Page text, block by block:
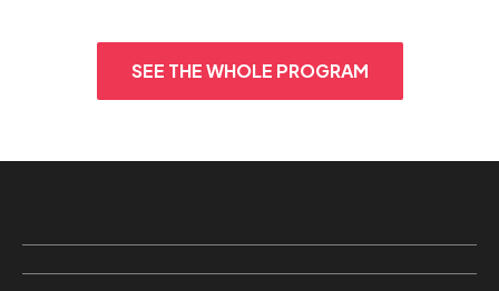
SEE THE WHOLE PROGRAM